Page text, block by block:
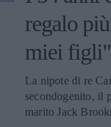
regalo
miei figli"
La nipote di re
secondogenito, il
marito Jack